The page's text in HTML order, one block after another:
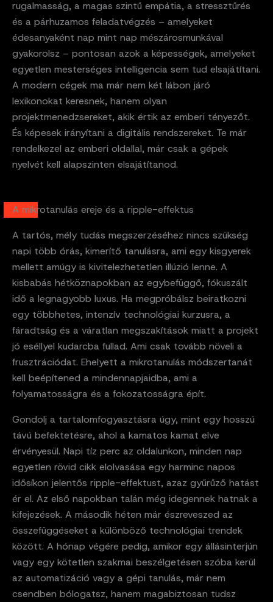
rugalmasság, a magas szintű empátia, a stressztűrés
és a párhuzamos feladatvégzés – amelyeket
édesanyaként nap mint nap mészárosmunkával
gyakorolsz – pontosan azok a képességek, amelyeket
egyetlen mesterséges intelligencia sem tud elsajátítani.
A modern cégek ma már nem két lábon járó
lexikonokat keresnek, hanem olyan
projektmenedzsereket, akik értik az emberi tényezőt.
És képesek irányítani a digitális rendszereket. Te már
rendelkezel az emberi oldallal, már csak a gépek
nyelvét kell alapszinten elsajátítanod.
A mikrotanulás ereje és a ripple-effektus
A tartós, mély tudás megszerzéséhez nincs szükség
napi több órás, kimerítő tanulásra, ami egy kisgyerek
mellett amúgy is kivitelezhetetlen illúzió lenne. A
kisbabás hétköznapokban az egybefüggő, fókuszált
idő a legnagyobb luxus. Ha megpróbálsz beiratkozni
egy többhetes, intenzív technológiai kurzusra, a
fáradtság és a váratlan megszakítások miatt a projekt
jó eséllyel kudarcba fullad. Ami csak tovább növeli a
frusztrációdat. Ehelyett a mikrotanulás módszertanát
kell beépítened a mindennapjaidba, ami a
folyamatosságra és a fokozatosságra épít.
Gondolj a tartalomfogyasztásra úgy, mint egy hosszú
távú befektetésre, ahol a kamatos kamat elve
érvényesül. Napi tíz perc az oldalunkon, minden nap
egyetlen rövid cikk elolvasása egy harminc napos
idősíkon jelentős ripple-effektust, azaz gyűrűző hatást
ér el. Az első napokban talán még idegennek hatnak a
kifejezések. A második héten már észreveszed az
összefüggéseket a különböző technológiai trendek
között. A hónap végére pedig, amikor egy állásinterjún
vagy egy kötetlen szakmai beszélgetésen szóba kerül
az automatizáció vagy a gépi tanulás, már nem
csendben bólogatsz, hanem magabiztosan tudsz